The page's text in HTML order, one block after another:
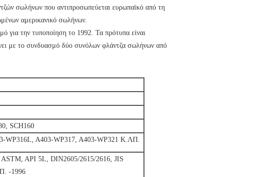
σωλήνων που αντιπροσωπεύεται ευρωπαϊκό από τη
αμερικανικό σωλήνων.
για την τυποποίηση το 1992. Τα πρότυπα είναι
με το συνδυασμό δύο συνόλων φλάντζα σωλήνων από
SCH160
WP316L, A403-WP317, A403-WP321 Κ.ΛΠ.
API 5L, DIN2605/2615/2616, JIS
-1996